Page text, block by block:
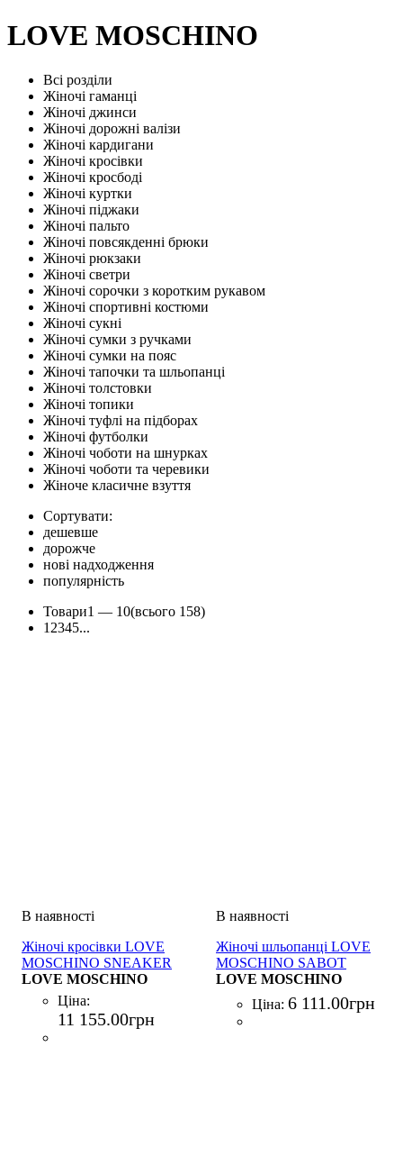
LOVE MOSCHINO
Всі розділи
Жіночі гаманці
Жіночі джинси
Жіночі дорожні валізи
Жіночі кардигани
Жіночі кросівки
Жіночі кросбоді
Жіночі куртки
Жіночі піджаки
Жіночі пальто
Жіночі повсякденні брюки
Жіночі рюкзаки
Жіночі светри
Жіночі сорочки з коротким рукавом
Жіночі спортивні костюми
Жіночі сукні
Жіночі сумки з ручками
Жіночі сумки на пояс
Жіночі тапочки та шльопанці
Жіночі толстовки
Жіночі топики
Жіночі туфлі на підборах
Жіночі футболки
Жіночі чоботи на шнурках
Жіночі чоботи та черевики
Жіноче класичне взуття
Сортувати:
дешевше
дорожче
нові надходження
популярність
Товари1 — 10(всього 158)
1 2345...
Жіночі кросівки LOVE
MOSCHINO SNEAKER
BIANCO
LOVE MOSCHINO
Ціна:
11 155.00грн
Жіночі шльопанці LOVE
MOSCHINO SABOT
ROSA
LOVE MOSCHINO
Ціна: 6 111.00грн